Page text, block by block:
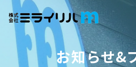
お知らせ&